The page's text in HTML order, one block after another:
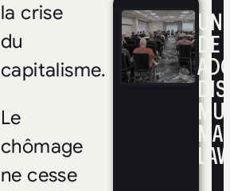
DE
la crise
du
capitalisme.
Le
chômage
ne cesse